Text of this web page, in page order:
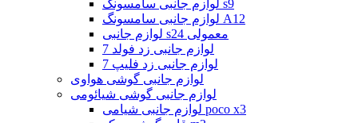
لوازم جانبی سامسونگ s9
لوازم جانبی سامسونگ A12
لوازم جانبی s24 معمولی
لوازم جانبی زد فولد 7
لوازم جانبی زد فلیپ 7
لوازم جانبی گوشی هواوی
لوازم جانبی گوشی شیائومی
لوازم جانبی شیامی poco x3